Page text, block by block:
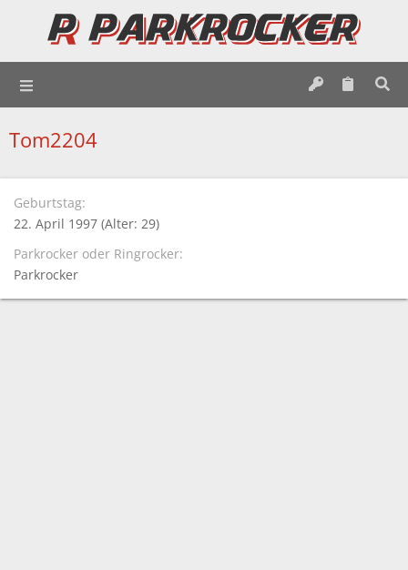
Tom2204
Geburtstag
22. April 1997 (Alter: 29)
Parkrocker oder Ringrocker
Parkrocker